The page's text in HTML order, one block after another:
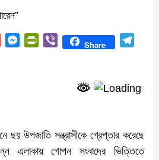
Gmail MessengerPrintFriendly
Viber Share
ছয় উপজাতি সন্ত্রাসীকে গ্রেপ্তার করেছে
এলাকায় গোপন সংবাদের ভিত্তিতে